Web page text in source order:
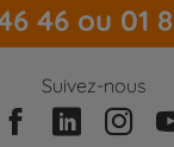
46 ou 01
Suivez-nous